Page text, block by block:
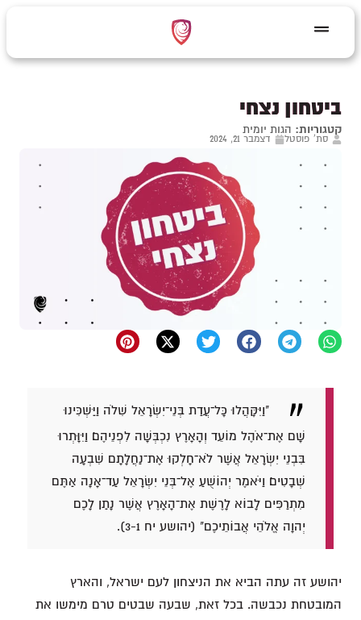
ביטחון נצחי
קטגוריות: הגות יומית
סת' פוסטל דצמבר 21, 2024
"וַיִּקָּהֲלוּ כָּל־עֲדַת בְּנֵי־יִשְׂרָאֵל שִׁלֹה וַיַּשְׁכִּינוּ
שָׁם אֶת־אֹהֶל מוֹעֵד וְהָאָרֶץ נִכְבְּשָׁה לִפְנֵיהֶם׃ וַיִּוָּתְרוּ
בִּבְנֵי יִשְׂרָאֵל אֲשֶׁר לֹא־חָלְקוּ אֶת־נַחֲלָתָם שִׁבְעָה
שְׁבָטִים׃ וַיֹּאמֶר יְהוֹשֻׁעַ אֶל־בְּנֵי יִשְׂרָאֵל עַד־אָנָה אַתֶּם
מִתְרַפִּים לָבוֹא לָרֶשֶׁת אֶת־הָאָרֶץ אֲשֶׁר נָתַן לָכֶם
יְהוָה אֱלֹהֵי אֲבוֹתֵיכֶם" (יהושע יח 3-1).
יהושע זה עתה הביא את הניצחון לעם ישראל, והארץ
המובטחת נכבשה. בכל זאת, שבעה שבטים טרם מימשו את